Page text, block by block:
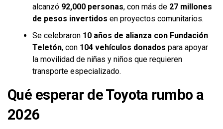
alcanzó 92,000 personas, con más de 27 millones
de pesos invertidos en proyectos comunitarios.
Se celebraron 10 años de alianza con Fundación
Teletón, con 104 vehículos donados para apoyar
la movilidad de niñas y niños que requieren
transporte especializado.
Qué esperar de Toyota rumbo a
2026